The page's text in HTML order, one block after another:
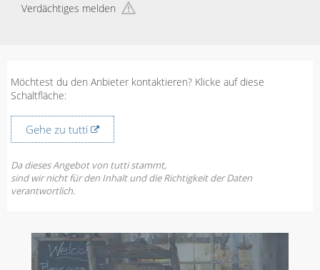
Verdächtiges melden
Möchtest du den Anbieter kontaktieren? Klicke auf diese
Schaltfläche:
Gehe zu tutti
Da dieses Angebot von tutti stammt,
sind wir nicht für den Inhalt und die Richtigkeit der Daten
verantwortlich.